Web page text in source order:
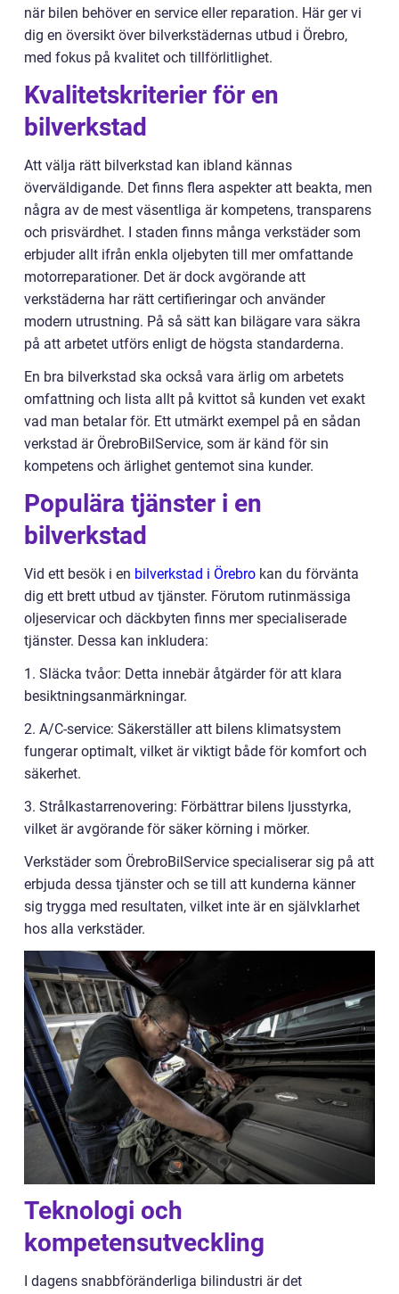
när bilen behöver en service eller reparation. Här ger vi
dig en översikt över bilverkstädernas utbud i Örebro,
med fokus på kvalitet och tillförlitlighet.
Kvalitetskriterier för en
bilverkstad
Att välja rätt bilverkstad kan ibland kännas
överväldigande. Det finns flera aspekter att beakta, men
några av de mest väsentliga är kompetens, transparens
och prisvärdhet. I staden finns många verkstäder som
erbjuder allt ifrån enkla oljebyten till mer omfattande
motorreparationer. Det är dock avgörande att
verkstäderna har rätt certifieringar och använder
modern utrustning. På så sätt kan bilägare vara säkra
på att arbetet utförs enligt de högsta standarderna.
En bra bilverkstad ska också vara ärlig om arbetets
omfattning och lista allt på kvittot så kunden vet exakt
vad man betalar för. Ett utmärkt exempel på en sådan
verkstad är ÖrebroBilService, som är känd för sin
kompetens och ärlighet gentemot sina kunder.
Populära tjänster i en
bilverkstad
Vid ett besök i en bilverkstad i Örebro kan du förvänta
dig ett brett utbud av tjänster. Förutom rutinmässiga
oljeservicar och däckbyten finns mer specialiserade
tjänster. Dessa kan inkludera:
1. Släcka tvåor: Detta innebär åtgärder för att klara
besiktningsanmärkningar.
2. A/C-service: Säkerställer att bilens klimatsystem
fungerar optimalt, vilket är viktigt både för komfort och
säkerhet.
3. Strålkastarrenovering: Förbättrar bilens ljusstyrka,
vilket är avgörande för säker körning i mörker.
Verkstäder som ÖrebroBilService specialiserar sig på att
erbjuda dessa tjänster och se till att kunderna känner
sig trygga med resultaten, vilket inte är en självklarhet
hos alla verkstäder.
Teknologi och
kompetensutveckling
I dagens snabbföränderliga bilindustri är det